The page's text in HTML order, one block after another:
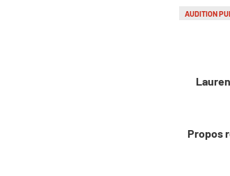
AUDITION
Propos